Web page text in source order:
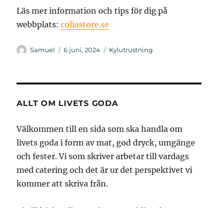
Läs mer information och tips för dig på
webbplats:coliastore.se
Författare
Samuel
Publicerat
6 juni, 2024 Kategorier
Kylutrustning
ALLT OM LIVETS GODA
Välkommen till en sida som ska handla om
livets goda i form av mat, god dryck, umgänge
och fester. Vi som skriver arbetar till vardags
med catering och det är ur det perspektivet vi
kommer att skriva från.